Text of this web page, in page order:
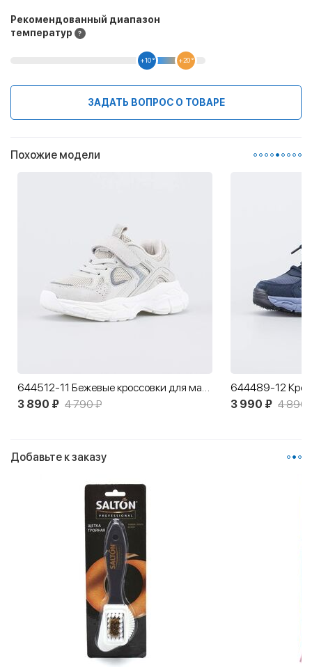
Рекомендованный диапазон
температур
+10 ° +20 °
ЗАДАТЬ ВОПРОС О ТОВАРЕ
Похожие модели
644512-11 Бежевые кроссовки для мальчика-подростка
3 890 ₽ 4 790 ₽ 3 990 ₽ 4 890
Добавьте к заказу